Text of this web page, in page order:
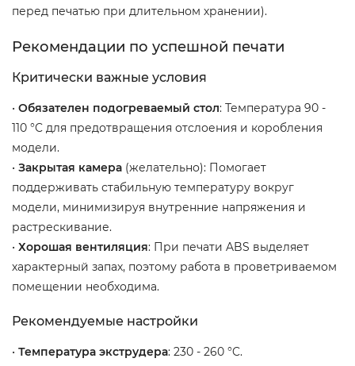
перед печатью при длительном хранении).
Рекомендации по успешной печати
Критически важные условия
• Обязателен подогреваемый стол: Температура 90 -
110 °C для предотвращения отслоения и коробления
модели.
• Закрытая камера (желательно): Помогает
поддерживать стабильную температуру вокруг
модели, минимизируя внутренние напряжения и
растрескивание.
• Хорошая вентиляция: При печати ABS выделяет
характерный запах, поэтому работа в проветриваемом
помещении необходима.
Рекомендуемые настройки
• Температура экструдера: 230 - 260 °C.